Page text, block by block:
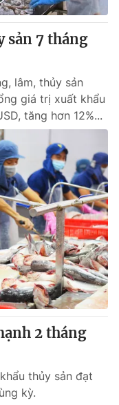
sản 7 tháng
lâm, thủy sản
giá trị xuất khẩu
tăng hơn 12%...
2 tháng
thủy sản đạt
kỳ.